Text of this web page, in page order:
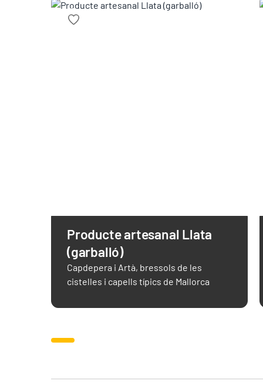
Guardar a favorits
Producte artesanal Llata
(garballó)
Capdepera i Artà, bressols de les
cistelles i capells típics de Mallorca